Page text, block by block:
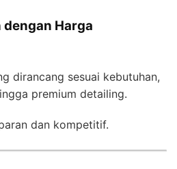
dengan Harga
dirancang sesuai kebutuhan,
premium detailing.
dan kompetitif.